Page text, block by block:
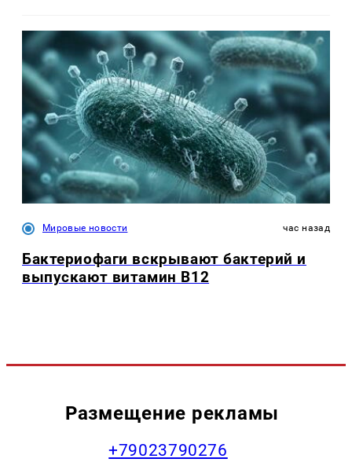
Мировые новости час назад
Бактериофаги вскрывают бактерий и
выпускают витамин B12
Размещение рекламы
+79023790276